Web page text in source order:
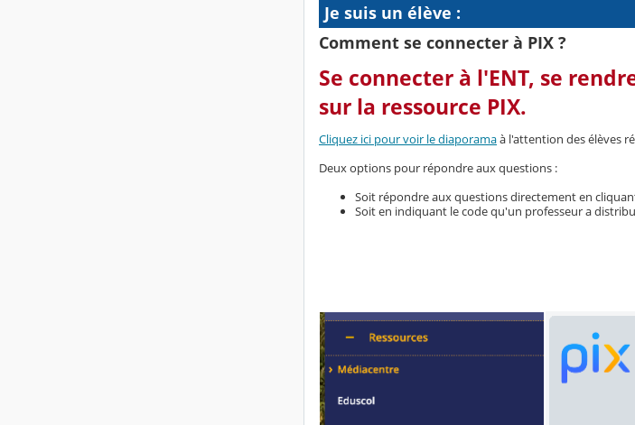
Je suis un élève :
Comment se connecter à PIX ?
Se connecter à l'ENT, se
sur la ressource PIX.
Cliquez ici pour voir le diaporamaà l'attention des élèves
Deux options pour répondre aux questions :
Soit répondre aux questions directement en
Soit en indiquant le code qu'un professeur a